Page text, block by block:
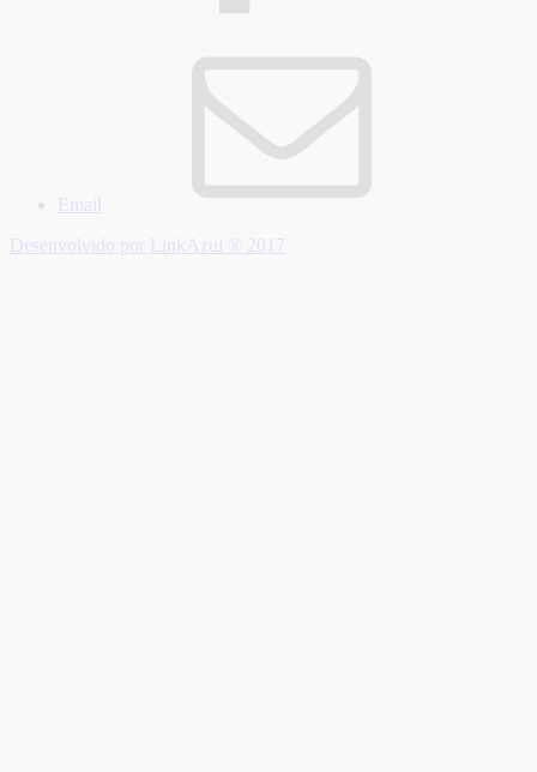
Email
Desenvolvido por LinkAzul ® 2017